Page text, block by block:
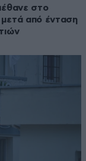
στο
μετά από ένταση